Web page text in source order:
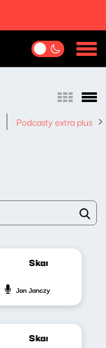
Podcasty extra plus
Skandynawskim
Jan Janczy
Skandynawskim